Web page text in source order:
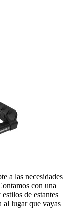
a las necesidades
con una
de estantes
al lugar que vayas